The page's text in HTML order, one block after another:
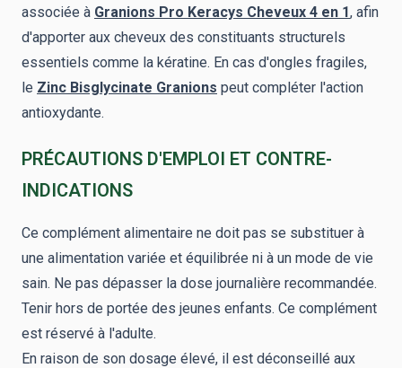
associée à Granions Pro Keracys Cheveux 4 en 1, afin
d'apporter aux cheveux des constituants structurels
essentiels comme la kératine. En cas d'ongles fragiles,
le Zinc Bisglycinate Granions peut compléter l'action
antioxydante.
PRÉCAUTIONS D'EMPLOI ET CONTRE-
INDICATIONS
Ce complément alimentaire ne doit pas se substituer à
une alimentation variée et équilibrée ni à un mode de vie
sain. Ne pas dépasser la dose journalière recommandée.
Tenir hors de portée des jeunes enfants. Ce complément
est réservé à l'adulte.
En raison de son dosage élevé, il est déconseillé aux